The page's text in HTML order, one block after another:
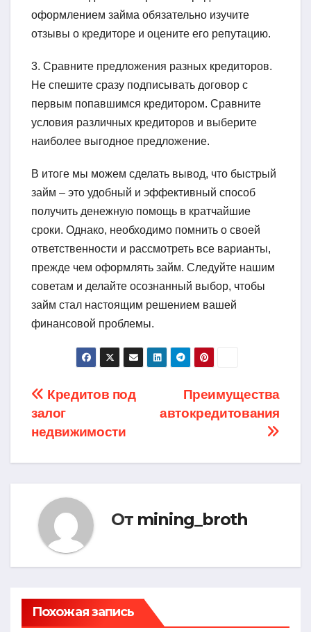
оформлением займа обязательно изучите
отзывы о кредиторе и оцените его репутацию.
3. Сравните предложения разных кредиторов.
Не спешите сразу подписывать договор с
первым попавшимся кредитором. Сравните
условия различных кредиторов и выберите
наиболее выгодное предложение.
В итоге мы можем сделать вывод, что быстрый
займ – это удобный и эффективный способ
получить денежную помощь в кратчайшие
сроки. Однако, необходимо помнить о своей
ответственности и рассмотреть все варианты,
прежде чем оформлять займ. Следуйте нашим
советам и делайте осознанный выбор, чтобы
займ стал настоящим решением вашей
финансовой проблемы.
Навигация
по
записям
Преимущества
автокредитования
Кредитов под
залог
недвижимости
От mining_broth
Похожая запись